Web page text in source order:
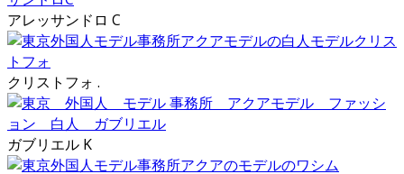
アレッサンドロ C
クリストフォ .
ガブリエル K